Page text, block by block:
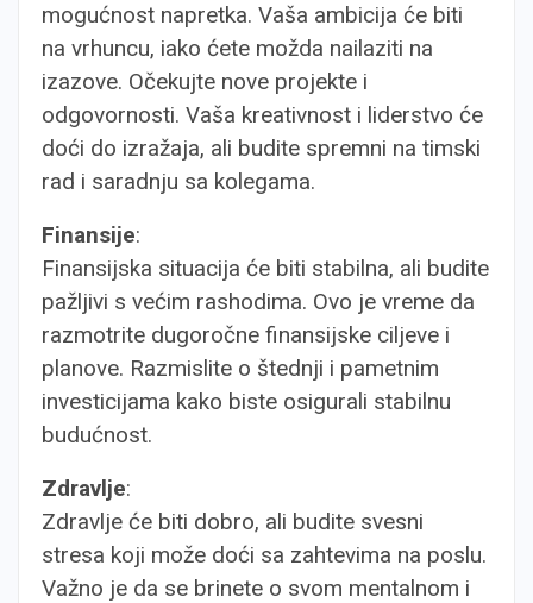
mogućnost napretka. Vaša ambicija će biti
na vrhuncu, iako ćete možda nailaziti na
izazove. Očekujte nove projekte i
odgovornosti. Vaša kreativnost i liderstvo će
doći do izražaja, ali budite spremni na timski
rad i saradnju sa kolegama.
Finansije:
Finansijska situacija će biti stabilna, ali budite
pažljivi s većim rashodima. Ovo je vreme da
razmotrite dugoročne finansijske ciljeve i
planove. Razmislite o štednji i pametnim
investicijama kako biste osigurali stabilnu
budućnost.
Zdravlje:
Zdravlje će biti dobro, ali budite svesni
stresa koji može doći sa zahtevima na poslu.
Važno je da se brinete o svom mentalnom i